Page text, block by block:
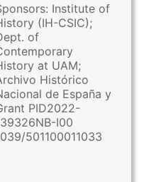
Institute of
(IH-CSIC);
of
at UAM;
Histórico
de España y
PID2022-
I00
501100011033